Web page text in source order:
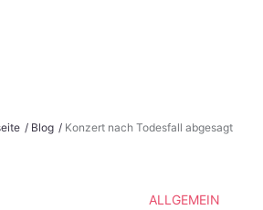
/ Blog / Konzert nach Todesfall abgesagt
ALLGEMEIN